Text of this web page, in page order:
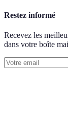
Restez informé
Recevez les
dans votre boîte